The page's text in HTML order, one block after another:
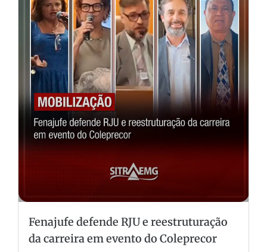
Fenajufe defende RJU e reestruturação
da carreira em evento do Coleprecor